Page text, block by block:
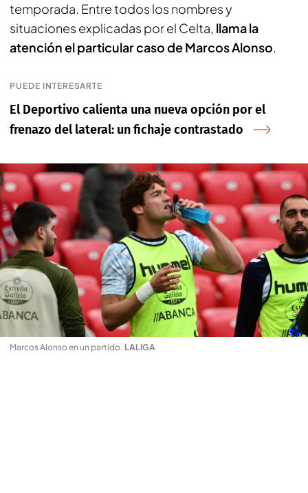
temporada. Entre todos los nombres y
situaciones explicadas por el Celta, llama la
atención el particular caso de Marcos Alonso.
PUEDE INTERESARTE
El Deportivo calienta una nueva opción por el
frenazo del lateral: un fichaje contrastado
Marcos Alonso en un partido. LALIGA